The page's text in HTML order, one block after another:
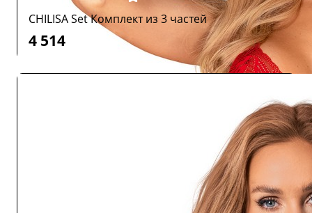
CHILISA Set Комплект из 3 частей
4 514